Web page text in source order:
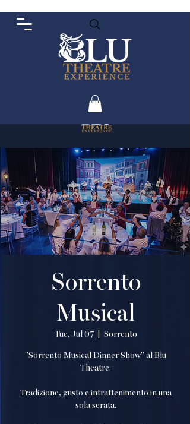
Sorrento
Musical
Tue, Jul 07
  |
Sorrento
"Sorrento Musical Dinner Show" al Blu
Theatre.
Tradizione, gusto e intrattenimento in una
sola serata.